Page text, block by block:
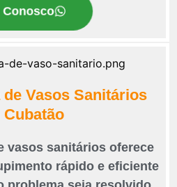
Conosco
Vasos Sanitários
Cubatão
vasos sanitários oferece
rápido e eficiente